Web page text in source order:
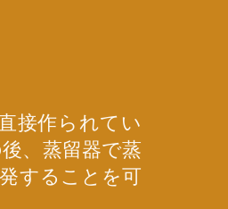
接作られてい
、蒸留器で蒸
することを可